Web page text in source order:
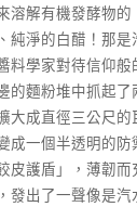
溶解有機發酵物
純淨的白醋！那
料學家對待信仰般
的麵粉堆中抓起
大成直徑三公尺的
成一個半透明的
皮護盾」，薄韌
發出了一聲像是